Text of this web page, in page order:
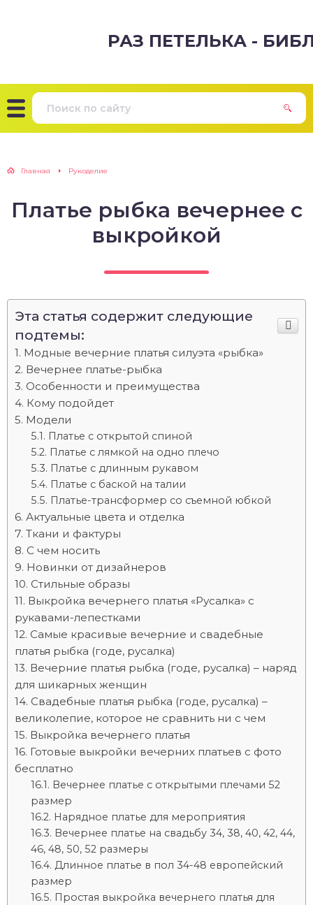
РАЗ ПЕТЕЛЬКА -
Главная Рукоделие
Платье рыбка вечернее с
выкройкой
Эта статья содержит следующие
подтемы:
Модные вечерние платья силуэта «рыбка»
Вечернее платье-рыбка
Особенности и преимущества
Кому подойдет
Модели
Платье с открытой спиной
Платье с лямкой на одно плечо
Платье с длинным рукавом
Платье с баской на талии
Платье-трансформер со съемной юбкой
Актуальные цвета и отделка
Ткани и фактуры
С чем носить
Новинки от дизайнеров
Стильные образы
Выкройка вечернего платья «Русалка» с
рукавами-лепестками
Самые красивые вечерние и свадебные
платья рыбка (годе, русалка)
Вечерние платья рыбка (годе, русалка) – наряд
для шикарных женщин
Свадебные платья рыбка (годе, русалка) –
великолепие, которое не сравнить ни с чем
Выкройка вечернего платья
Готовые выкройки вечерних платьев с фото
бесплатно
Вечернее платье с открытыми плечами 52
размер
Нарядное платье для мероприятия
Вечернее платье на свадьбу 34, 38, 40, 42, 44,
46, 48, 50, 52 размеры
Длинное платье в пол 34-48 европейский
размер
Простая выкройка вечернего платья для